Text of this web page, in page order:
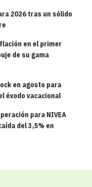
2026 tras un sólido
en el primer
de su gama
en agosto para
éxodo vacacional
para NIVEA
del 3,5% en